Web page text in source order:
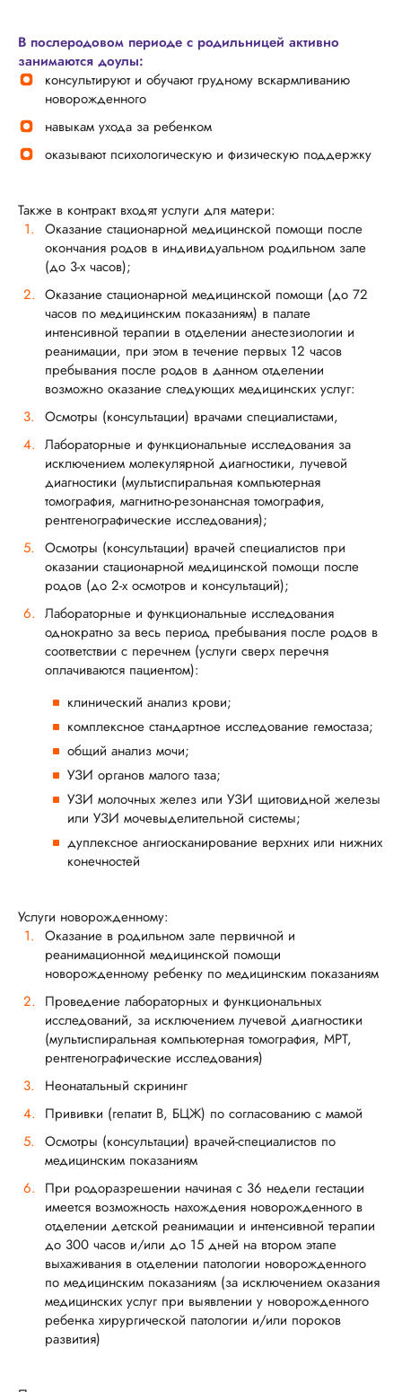
В послеродовом периоде с родильницей активно
занимаются доулы:
консультируют и обучают грудному вскармливанию
новорожденного
навыкам ухода за ребенком
оказывают психологическую и физическую поддержку
Также в контракт входят услуги для матери:
Оказание стационарной медицинской помощи после
окончания родов в индивидуальном родильном зале
(до 3-х часов);
Оказание стационарной медицинской помощи (до 72
часов по медицинским показаниям) в палате
интенсивной терапии в отделении анестезиологии и
реанимации, при этом в течение первых 12 часов
пребывания после родов в данном отделении
возможно оказание следующих медицинских услуг:
Осмотры (консультации) врачами специалистами,
Лабораторные и функциональные исследования за
исключением молекулярной диагностики, лучевой
диагностики (мультиспиральная компьютерная
томография, магнитно-резонансная томография,
рентгенографические исследования);
Осмотры (консультации) врачей специалистов при
оказании стационарной медицинской помощи после
родов (до 2-х осмотров и консультаций);
Лабораторные и функциональные исследования
однократно за весь период пребывания после родов в
соответствии с перечнем (услуги сверх перечня
оплачиваются пациентом):
клинический анализ крови;
комплексное стандартное исследование гемостаза;
общий анализ мочи;
УЗИ органов малого таза;
УЗИ молочных желез или УЗИ щитовидной железы
или УЗИ мочевыделительной системы;
дуплексное ангиосканирование верхних или нижних
конечностей
Услуги новорожденному:
Оказание в родильном зале первичной и
реанимационной медицинской помощи
новорожденному ребенку по медицинским показаниям
Проведение лабораторных и функциональных
исследований, за исключением лучевой диагностики
(мультиспиральная компьютерная томография, МРТ,
рентгенографические исследования)
Неонатальный скрининг
Прививки (гепатит В, БЦЖ) по согласованию с мамой
Осмотры (консультации) врачей-специалистов по
медицинским показаниям
При родоразрешении начиная с 36 недели гестации
имеется возможность нахождения новорожденного в
отделении детской реанимации и интенсивной терапии
до 300 часов и/или до 15 дней на втором этапе
выхаживания в отделении патологии новорожденного
по медицинским показаниям (за исключением оказания
медицинских услуг при выявлении у новорожденного
ребенка хирургической патологии и/или пороков
развития)